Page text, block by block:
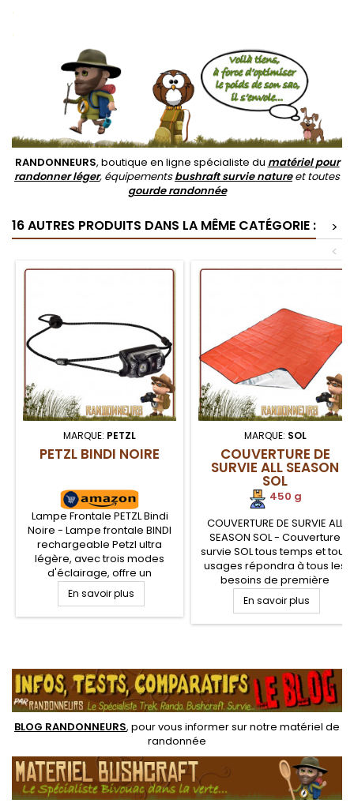
.
.
RANDONNEURS, boutique en ligne spécialiste du matériel pour
randonner léger, équipementsbushraft survie natureet toutes
gourde randonnée
16 AUTRES PRODUITS DANS LA MÊME CATÉGORIE :
>
<
MARQUE: PETZL
PETZL BINDI NOIRE
Lampe Frontale PETZL Bindi
Noire - Lampe frontale BINDI
rechargeable Petzl ultra
légère, avec trois modes
d'éclairage, offre un
éclairage de proximité
agréable, grâce une
puissance de 200 lumens
de 50 heures sur batterie
En savoir plus
MARQUE: SOL
COUVERTURE DE
SURVIE ALL SEASON
SOL
450 g
COUVERTURE DE SURVIE ALL
SEASON SOL - Couverture
survie SOL tous temps et tous
usages répondra à tous les
besoins de première
urgence. Compacte, Coupe
Vent, Imperméable, cette
couverture de survie servira
sol et d'abri tarp de
protection
En savoir plus
BLOG RANDONNEURS, pour vous informer sur notre matériel de
randonnée